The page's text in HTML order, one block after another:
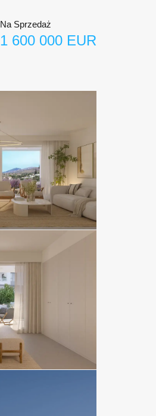
Na Sprzedaż
1 600 000 EUR